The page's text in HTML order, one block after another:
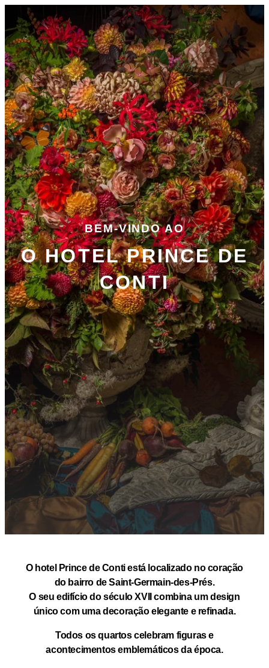
BEM-VINDO AO
O HOTEL PRINCE DE
CONTI
O hotel Prince de Conti está localizado no coração
do bairro de Saint-Germain-des-Prés.
O seu edifício do século XVII combina um design
único com uma decoração elegante e refinada.
Todos os quartos celebram figuras e
acontecimentos emblemáticos da época.